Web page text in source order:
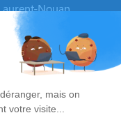
Nouan
Blois